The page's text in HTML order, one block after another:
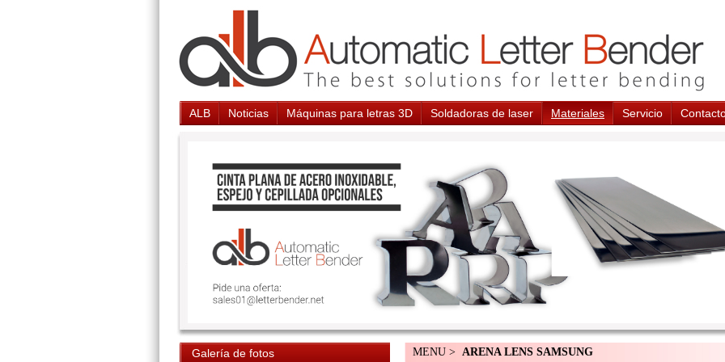
ALB Noticias Máquinas para letras 3D Soldadoras de laser Materiales Servicio
Galería de fotos MENU > ARENA LENS SAMSUNG